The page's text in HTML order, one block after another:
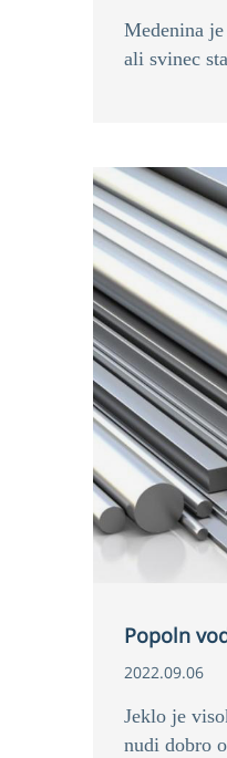
Medenina
ali svinec
Popoln
2022.09.06
Jeklo je
nudi dobro